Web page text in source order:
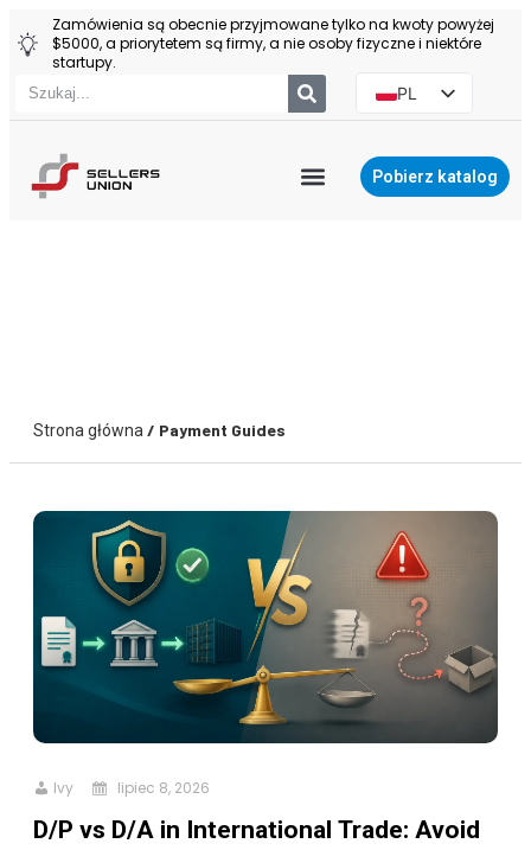
Zamówienia są obecnie przyjmowane tylko na kwoty powyżej
$5000, a priorytetem są firmy, a nie osoby fizyczne i niektóre
startupy.
PL
ES
Pobierz katalog
Strona główna / Payment Guides
D/P vs D/A in International Trade: Avoid
Ivy lipiec 8, 2026